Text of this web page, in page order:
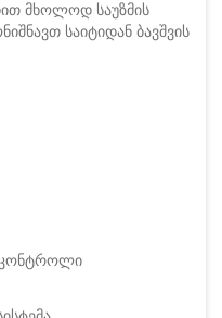
მხოლოდ საუზმის
საიტიდან ბავშვის
კონტროლი